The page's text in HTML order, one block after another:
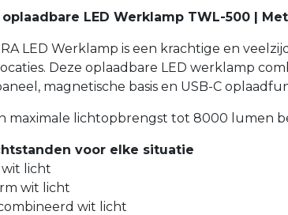
oplaadbare LED Werklamp TWL-500 |
LED Werklamp is een krachtige en
Deze oplaadbare LED werklamp
magnetische basis en USB-C
maximale lichtopbrengst tot 8000 lumen
voor elke situatie
wit licht
wit licht
wit licht